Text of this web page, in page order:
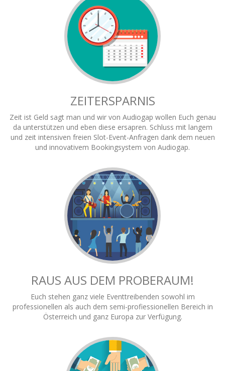
ZEITERSPARNIS
Zeit ist Geld sagt man und wir von Audiogap wollen Euch genau
da unterstützen und eben diese ersapren. Schluss mit langem
und zeit intensiven freien Slot-Event-Anfragen dank dem neuen
und innovativem Bookingsystem von Audiogap.
RAUS AUS DEM PROBERAUM!
Euch stehen ganz viele Eventtreibenden sowohl im
professionellen als auch dem semi-profiessionellen Bereich in
Österreich und ganz Europa zur Verfügung.